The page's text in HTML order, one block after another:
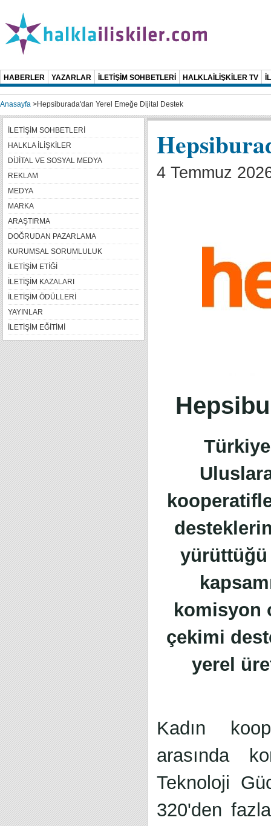
HABERLER YAZARLAR İLETİŞİM SOHBETLERİ HALKLAİLİŞKİLER TV
Anasayfa >Hepsiburada'dan Yerel Emeğe Dijital Destek
4 Temmuz
yürüttüğü
komisyon
çekimi
yerel
Kadın
arasında
Teknoloji
320'den
İLETİŞİM SOHBETLERİ
HALKLA İLİŞKİLER
DİJİTAL VE SOSYAL MEDYA
REKLAM
MEDYA
MARKA
ARAŞTIRMA
DOĞRUDAN PAZARLAMA
KURUMSAL SORUMLULUK
İLETİŞİM ETİĞİ
İLETİŞİM KAZALARI
İLETİŞİM ÖDÜLLERİ
YAYINLAR
İLETİŞİM EĞİTİMİ